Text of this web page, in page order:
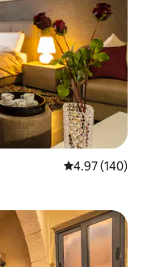
Calificación
4.97 (140)